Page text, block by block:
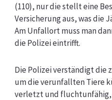
(110), nur die stellt eine
Versicherung aus, was die
Am Unfallort muss man
die Polizei eintrifft.
Die Polizei verständigt die
um die verunfallten Tiere
verletzt und fluchtunfähig,